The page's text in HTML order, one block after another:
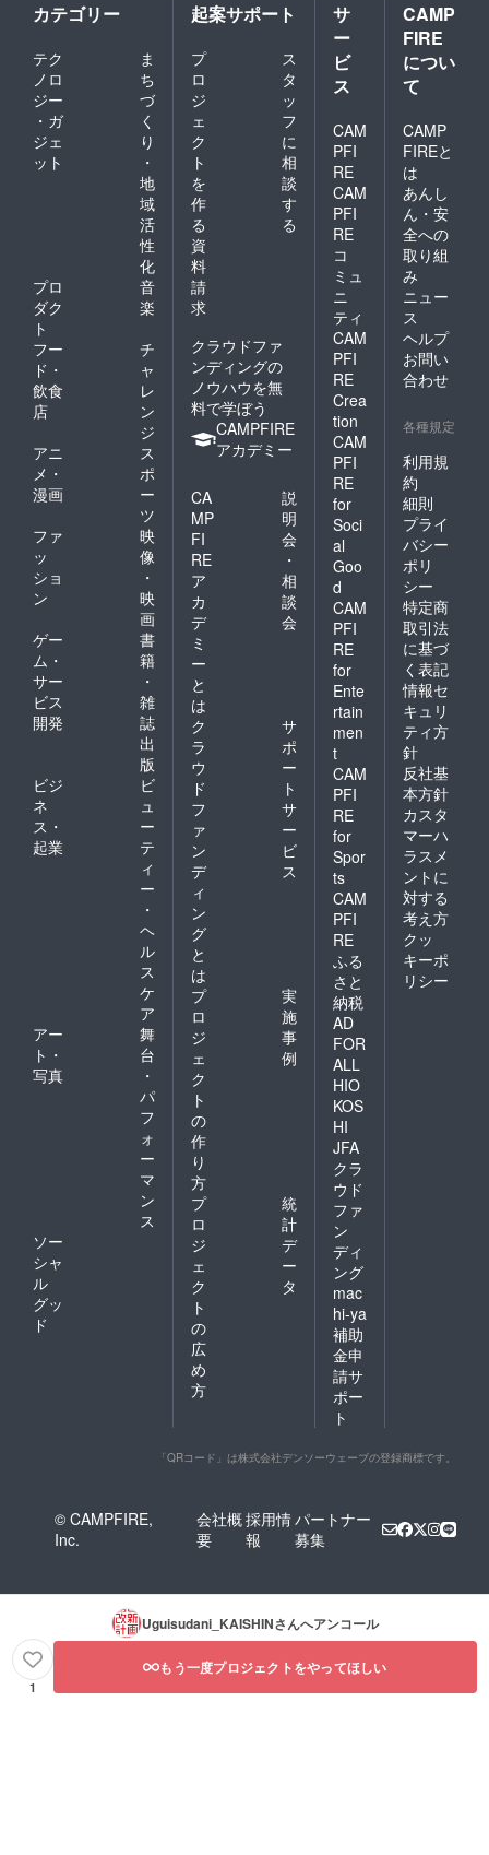
カテゴリー
テク
ノロ
ジー
・ガ
ジェ
ット
ま
ち
づ
く
り
・
地
域
活
性
化
プロ
ダク
ト
音
楽
フー
ド・
飲食
店
チ
ャ
レ
ン
ジ
アニ
メ・
漫画
ス
ポ
ー
ツ
ファ
ッ
ショ
ン
映
像
・
映
画
ゲー
ム・
サー
ビス
開発
書
籍
・
雑
誌
出
版
ビジ
ネ
ス・
起業
ビ
ュ
ー
テ
ィ
ー
・
ヘ
ル
ス
ケ
ア
アー
ト・
写真
舞
台
・
パ
フ
ォ
ー
マ
ン
ス
ソー
シャ
ル
グッ
ド
起案サポート
プ
ロ
ジ
ェ
ク
ト
を
作
る
ス
タ
ッ
フ
に
相
談
す
る
資
料
請
求
クラウドファ
ンディングの
ノウハウを無
料で学ぼう
CAMPFIRE
アカデミー
CA
MP
FI
RE
ア
カ
デ
ミ
ー
と
は
説
明
会
・
相
談
会
ク
ラ
ウ
ド
フ
ァ
ン
デ
ィ
ン
グ
と
は
サ
ポ
ー
ト
サ
ー
ビ
ス
プ
ロ
ジ
ェ
ク
ト
の
作
り
方
実
施
事
例
プ
ロ
ジ
ェ
ク
ト
の
広
め
方
統
計
デ
ー
タ
サ
ー
ビ
ス
CAM
PFI
RE
CAM
PFI
RE
コ
ミュ
ニ
ティ
CAM
PFI
RE
Crea
tion
CAM
PFI
RE
for
Soci
al
Goo
d
CAM
PFI
RE
for
Ente
rtain
men
t
CAM
PFI
RE
for
Spor
ts
CAM
PFI
RE
ふる
さと
納税
AD
FOR
ALL
HIO
KOS
HI
JFA
クラ
ウド
ファ
ン
ディ
ング
mac
hi-ya
補助
金申
請サ
ポー
ト
CAMP
FIRE
につい
て
CAMP
FIREと
は
あんし
ん・安
全への
取り組
み
ニュー
ス
ヘルプ
お問い
合わせ
各種規定
利用規
約
細則
プライ
バシー
ポリ
シー
特定商
取引法
に基づ
く表記
情報セ
キュリ
ティ方
針
反社基
本方針
カスタ
マーハ
ラスメ
ントに
対する
考え方
クッ
キーポ
リシー
「QRコード」は株式会社デンソーウェーブの登録商標です。
© CAMPFIRE,
Inc.
会社概
要
採用情
報
パートナー
募集
Uguisudani_KAISHINさんへアンコール
1
もう一度プロジェクトをやってほしい